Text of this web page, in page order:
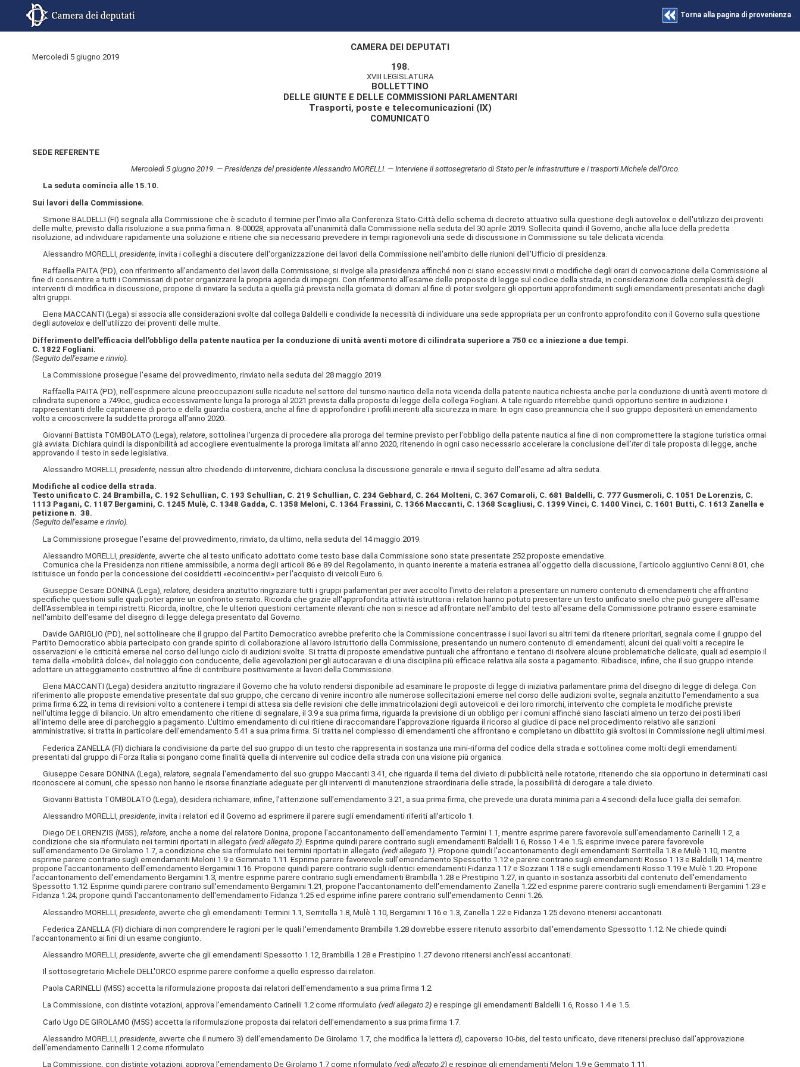
CAMERA DEI DEPUTATI
Mercoledì 5 giugno 2019
198.
XVIII LEGISLATURA
BOLLETTINO
DELLE GIUNTE E DELLE COMMISSIONI PARLAMENTARI
Trasporti, poste e telecomunicazioni (IX)
COMUNICATO
SEDE REFERENTE
Mercoledì 5 giugno 2019. — Presidenza del presidente Alessandro MORELLI. — Interviene il sottosegretario di Stato per le infrastrutture e i trasporti Michele dell'Orco.
La seduta comincia alle 15.10.
Sui lavori della Commissione.
Simone BALDELLI (FI) segnala alla Commissione che è scaduto il termine per l'invio alla Conferenza Stato-Città dello schema di decreto attuativo sulla questione degli autovelox e dell'utilizzo dei proventi
delle multe, previsto dalla risoluzione a sua prima firma n. 8-00028, approvata all'unanimità dalla Commissione nella seduta del 30 aprile 2019. Sollecita quindi il Governo, anche alla luce della predetta
risoluzione, ad individuare rapidamente una soluzione e ritiene che sia necessario prevedere in tempi ragionevoli una sede di discussione in Commissione su tale delicata vicenda.
Alessandro MORELLI, presidente, invita i colleghi a discutere dell'organizzazione dei lavori della Commissione nell'ambito delle riunioni dell'Ufficio di presidenza.
Raffaella PAITA (PD), con riferimento all'andamento dei lavori della Commissione, si rivolge alla presidenza affinché non ci siano eccessivi rinvii o modifiche degli orari di convocazione della Commissione al
fine di consentire a tutti i Commissari di poter organizzare la propria agenda di impegni. Con riferimento all'esame delle proposte di legge sul codice della strada, in considerazione della complessità degli
interventi di modifica in discussione, propone di rinviare la seduta a quella già prevista nella giornata di domani al fine di poter svolgere gli opportuni approfondimenti sugli emendamenti presentati anche dagli
altri gruppi.
Elena MACCANTI (Lega) si associa alle considerazioni svolte dal collega Baldelli e condivide la necessità di individuare una sede appropriata per un confronto approfondito con il Governo sulla questione
degli autoveloxe dell'utilizzo dei proventi delle multe.
Differimento dell'efficacia dell'obbligo della patente nautica per la conduzione di unità aventi motore di cilindrata superiore a 750 cc a iniezione a due tempi.
C. 1822 Fogliani.
(Seguito dell'esame e rinvio).
La Commissione prosegue l'esame del provvedimento, rinviato nella seduta del 28 maggio 2019.
Raffaella PAITA (PD), nell'esprimere alcune preoccupazioni sulle ricadute nel settore del turismo nautico della nota vicenda della patente nautica richiesta anche per la conduzione di unità aventi motore di
cilindrata superiore a 749cc, giudica eccessivamente lunga la proroga al 2021 prevista dalla proposta di legge della collega Fogliani. A tale riguardo riterrebbe quindi opportuno sentire in audizione i
rappresentanti delle capitanerie di porto e della guardia costiera, anche al fine di approfondire i profili inerenti alla sicurezza in mare. In ogni caso preannuncia che il suo gruppo depositerà un emendamento
volto a circoscrivere la suddetta proroga all'anno 2020.
Giovanni Battista TOMBOLATO (Lega), relatore, sottolinea l'urgenza di procedere alla proroga del termine previsto per l'obbligo della patente nautica al fine di non compromettere la stagione turistica ormai
già avviata. Dichiara quindi la disponibilità ad accogliere eventualmente la proroga limitata all'anno 2020, ritenendo in ogni caso necessario accelerare la conclusione dell’iterdi tale proposta di legge, anche
approvando il testo in sede legislativa.
Alessandro MORELLI, presidente, nessun altro chiedendo di intervenire, dichiara conclusa la discussione generale e rinvia il seguito dell'esame ad altra seduta.
Modifiche al codice della strada.
Testo unificato C. 24 Brambilla, C. 192 Schullian, C. 193 Schullian, C. 219 Schullian, C. 234 Gebhard, C. 264 Molteni, C. 367 Comaroli, C. 681 Baldelli, C. 777 Gusmeroli, C. 1051 De Lorenzis, C.
1113 Pagani, C. 1187 Bergamini, C. 1245 Mulè, C. 1348 Gadda, C. 1358 Meloni, C. 1364 Frassini, C. 1366 Maccanti, C. 1368 Scagliusi, C. 1399 Vinci, C. 1400 Vinci, C. 1601 Butti, C. 1613 Zanella e
petizione n. 38.
(Seguito dell'esame e rinvio).
La Commissione prosegue l'esame del provvedimento, rinviato, da ultimo, nella seduta del 14 maggio 2019.
Alessandro MORELLI, presidente, avverte che al testo unificato adottato come testo base dalla Commissione sono state presentate 252 proposte emendative.
Comunica che la Presidenza non ritiene ammissibile, a norma degli articoli 86 e 89 del Regolamento, in quanto inerente a materia estranea all'oggetto della discussione, l'articolo aggiuntivo Cenni 8.01, che
istituisce un fondo per la concessione dei cosiddetti «ecoincentivi» per l'acquisto di veicoli Euro 6.
Giuseppe Cesare DONINA (Lega), relatore, desidera anzitutto ringraziare tutti i gruppi parlamentari per aver accolto l'invito dei relatori a presentare un numero contenuto di emendamenti che affrontino
specifiche questioni sulle quali poter aprire un confronto serrato. Ricorda che grazie all'approfondita attività istruttoria i relatori hanno potuto presentare un testo unificato snello che può giungere all'esame
dell'Assemblea in tempi ristretti. Ricorda, inoltre, che le ulteriori questioni certamente rilevanti che non si riesce ad affrontare nell'ambito del testo all'esame della Commissione potranno essere esaminate
nell'ambito dell'esame del disegno di legge delega presentato dal Governo.
Davide GARIGLIO (PD), nel sottolineare che il gruppo del Partito Democratico avrebbe preferito che la Commissione concentrasse i suoi lavori su altri temi da ritenere prioritari, segnala come il gruppo del
Partito Democratico abbia partecipato con grande spirito di collaborazione al lavoro istruttorio della Commissione, presentando un numero contenuto di emendamenti, alcuni dei quali volti a recepire le
osservazioni e le criticità emerse nel corso del lungo ciclo di audizioni svolte. Si tratta di proposte emendative puntuali che affrontano e tentano di risolvere alcune problematiche delicate, quali ad esempio il
tema della «mobilità dolce», del noleggio con conducente, delle agevolazioni per gli autocaravan e di una disciplina più efficace relativa alla sosta a pagamento. Ribadisce, infine, che il suo gruppo intende
adottare un atteggiamento costruttivo al fine di contribuire positivamente ai lavori della Commissione.
Elena MACCANTI (Lega) desidera anzitutto ringraziare il Governo che ha voluto rendersi disponibile ad esaminare le proposte di legge di iniziativa parlamentare prima del disegno di legge di delega. Con
riferimento alle proposte emendative presentate dal suo gruppo, che cercano di venire incontro alle numerose sollecitazioni emerse nel corso delle audizioni svolte, segnala anzitutto l'emendamento a sua
prima firma 6.22, in tema di revisioni volto a contenere i tempi di attesa sia delle revisioni che delle immatricolazioni degli autoveicoli e dei loro rimorchi, intervento che completa le modifiche previste
nell'ultima legge di bilancio. Un altro emendamento che ritiene di segnalare, il 3.9 a sua prima firma, riguarda la previsione di un obbligo per i comuni affinché siano lasciati almeno un terzo dei posti liberi
all'interno delle aree di parcheggio a pagamento. L'ultimo emendamento di cui ritiene di raccomandare l'approvazione riguarda il ricorso al giudice di pace nel procedimento relativo alle sanzioni
amministrative; si tratta in particolare dell'emendamento 5.41 a sua prima firma. Si tratta nel complesso di emendamenti che affrontano e completano un dibattito già svoltosi in Commissione negli ultimi mesi.
Federica ZANELLA (FI) dichiara la condivisione da parte del suo gruppo di un testo che rappresenta in sostanza una mini-riforma del codice della strada e sottolinea come molti degli emendamenti
presentati dal gruppo di Forza Italia si pongano come finalità quella di intervenire sul codice della strada con una visione più organica.
Giuseppe Cesare DONINA (Lega), relatore, segnala l'emendamento del suo gruppo Maccanti 3.41, che riguarda il tema del divieto di pubblicità nelle rotatorie, ritenendo che sia opportuno in determinati casi
riconoscere ai comuni, che spesso non hanno le risorse finanziarie adeguate per gli interventi di manutenzione straordinaria delle strade, la possibilità di derogare a tale divieto.
Giovanni Battista TOMBOLATO (Lega), desidera richiamare, infine, l'attenzione sull'emendamento 3.21, a sua prima firma, che prevede una durata minima pari a 4 secondi della luce gialla dei semafori.
Alessandro MORELLI, presidente, invita i relatori ed il Governo ad esprimere il parere sugli emendamenti riferiti all'articolo 1.
Diego DE LORENZIS (M5S), relatore, anche a nome del relatore Donina, propone l'accantonamento dell'emendamento Termini 1.1, mentre esprime parere favorevole sull'emendamento Carinelli 1.2, a
condizione che sia riformulato nei termini riportati in allegato (vedi allegato 2). Esprime quindi parere contrario sugli emendamenti Baldelli 1.6, Rosso 1.4 e 1.5; esprime invece parere favorevole
sull'emendamento De Girolamo 1.7, a condizione che sia riformulato nei termini riportati in allegato (vedi allegato 1). Propone quindi l'accantonamento degli emendamenti Serritella 1.8 e Mulè 1.10, mentre
esprime parere contrario sugli emendamenti Meloni 1.9 e Gemmato 1.11. Esprime parere favorevole sull'emendamento Spessotto 1.12 e parere contrario sugli emendamenti Rosso 1.13 e Baldelli 1.14, mentre
propone l'accantonamento dell'emendamento Bergamini 1.16. Propone quindi parere contrario sugli identici emendamenti Fidanza 1.17 e Sozzani 1.18 e sugli emendamenti Rosso 1.19 e Mulè 1.20. Propone
l'accantonamento dell'emendamento Bergamini 1.3, mentre esprime parere contrario sugli emendamenti Brambilla 1.28 e Prestipino 1.27, in quanto in sostanza assorbiti dal contenuto dell'emendamento
Spessotto 1.12. Esprime quindi parere contrario sull'emendamento Bergamini 1.21, propone l'accantonamento dell'emendamento Zanella 1.22 ed esprime parere contrario sugli emendamenti Bergamini 1.23 e
Fidanza 1.24; propone quindi l'accantonamento dell'emendamento Fidanza 1.25 ed esprime infine parere contrario sull'emendamento Cenni 1.26.
Alessandro MORELLI, presidente, avverte che gli emendamenti Termini 1.1, Serritella 1.8, Mulè 1.10, Bergamini 1.16 e 1.3, Zanella 1.22 e Fidanza 1.25 devono ritenersi accantonati.
Federica ZANELLA (FI) dichiara di non comprendere le ragioni per le quali l'emendamento Brambilla 1.28 dovrebbe essere ritenuto assorbito dall'emendamento Spessotto 1.12. Ne chiede quindi
l'accantonamento ai fini di un esame congiunto.
Alessandro MORELLI, presidente, avverte che gli emendamenti Spessotto 1.12, Brambilla 1.28 e Prestipino 1.27 devono ritenersi anch'essi accantonati.
Il sottosegretario Michele DELL'ORCO esprime parere conforme a quello espresso dai relatori.
Paola CARINELLI (M5S) accetta la riformulazione proposta dai relatori dell'emendamento a sua prima firma 1.2.
La Commissione, con distinte votazioni, approva l'emendamento Carinelli 1.2 come riformulato (vedi allegato 2) e respinge gli emendamenti Baldelli 1.6, Rosso 1.4 e 1.5.
Carlo Ugo DE GIROLAMO (M5S) accetta la riformulazione proposta dai relatori dell'emendamento a sua prima firma 1.7.
Alessandro MORELLI, presidente, avverte che il numero 3) dell'emendamento De Girolamo 1.7, che modifica la lettera d), capoverso 10-bis , del testo unificato, deve ritenersi precluso dall'approvazione
dell'emendamento Carinelli 1.2 come riformulato.
La Commissione, con distinte votazioni, approva l'emendamento De Girolamo 1.7 come riformulato (vedi allegato 2) e respinge gli emendamenti Meloni 1.9 e Gemmato 1.11.
Torna alla pagina di provenienza